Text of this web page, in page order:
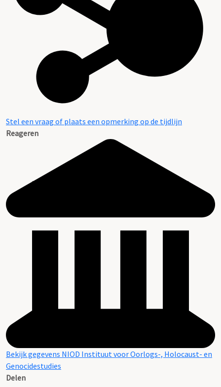
Stel een vraag of plaats een opmerking op de tijdlijn
Reageren
Bekijk gegevens NIOD Instituut voor Oorlogs-, Holocaust- en
Genocidestudies
Delen